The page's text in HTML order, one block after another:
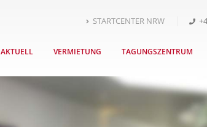
STARTCENTER NRW
AKTUELL VERMIETUNG TAGUNGSZENTRUM